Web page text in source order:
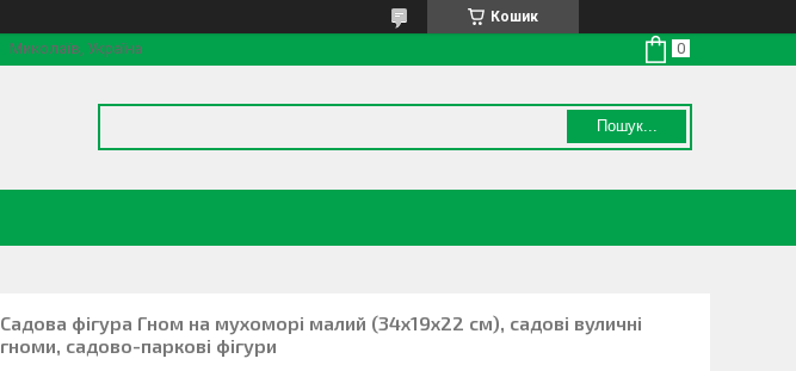
Кошик
Миколаїв, Україна
Пошук...
Садова фігура Гном на мухоморі малий (34х19х22 см), садові вуличні
гноми, садово-паркові фігури